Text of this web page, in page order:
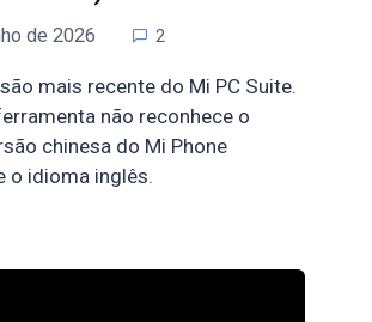
de 2026 2
mais recente do Mi PC Suite.
não reconhece o
chinesa do Mi Phone
o idioma inglês.